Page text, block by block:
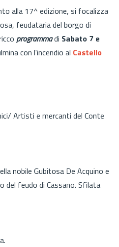
alla 17^ edizione, si focalizza
feudataria del borgo di
programmadi Sabato 7 e
con l'incendio al Castello
Artisti e mercanti del Conte
nobile Gubitosa De Acquino e
del feudo di Cassano. Sfilata